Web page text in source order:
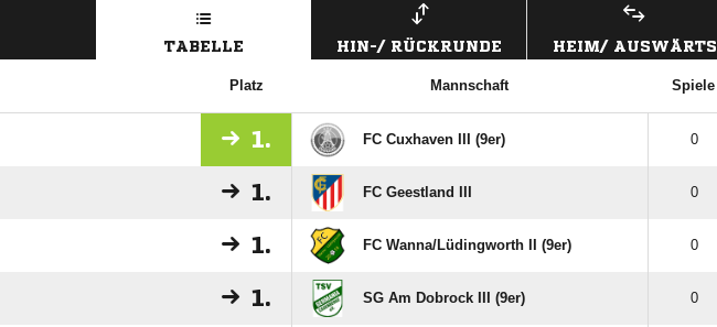
TABELLE HIN-/ RÜCKRUNDE HEIM/ AUSWÄRTS
Platz Mannschaft Spiele
1. FC Cuxhaven III (9er) 0
1. FC Geestland III 0
1. FC Wanna/​Lüdingworth II (9er) 0
1. SG Am Dobrock III (9er) 0